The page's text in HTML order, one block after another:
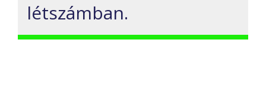
létszámban.